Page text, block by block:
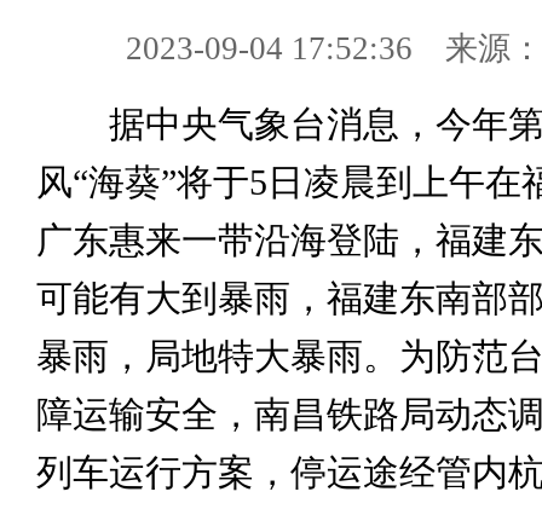
2023-09-04 17:52:36 来源
据中央气象台消息，今年第
风“海葵”将于5日凌晨到上午在
广东惠来一带沿海登陆，福建
可能有大到暴雨，福建东南部
暴雨，局地特大暴雨。为防范
障运输安全，南昌铁路局动态
列车运行方案，停运途经管内